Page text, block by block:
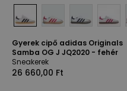
Gyerek cipő adidas Originals
Samba OG J JQ2020 - fehér
Sneakerek
26 660,00 Ft